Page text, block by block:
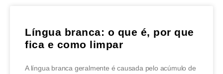
Língua branca: o que é, por que
fica e como limpar
A língua branca geralmente é causada pelo acúmulo de